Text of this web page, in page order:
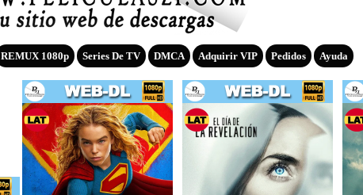
REMUX 1080p Series De TV DMCA Adquirir VIP Pedidos Ayuda